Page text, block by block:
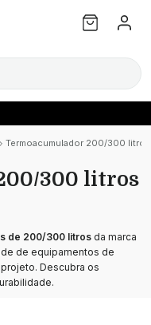
Termoacumulador 200/300
300 litros
de 200/300 litros da marca
de equipamentos de
Descubra os